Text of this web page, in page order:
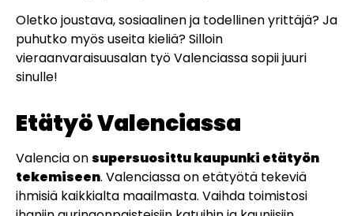
Oletko joustava, sosiaalinen ja todellinen yrittäjä? Ja
puhutko myös useita kieliä? Silloin
vieraanvaraisuusalan työ Valenciassa sopii juuri
sinulle!
Etätyö Valenciassa
Valencia onsupersuosittu kaupunki etätyön
tekemiseen. Valenciassa on etätyötä tekeviä
ihmisiä kaikkialta maailmasta. Vaihda toimistosi